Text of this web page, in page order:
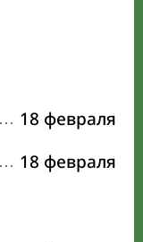
18 февраля
18 февраля